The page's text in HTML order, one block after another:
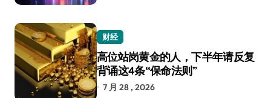
财经
高位站岗黄金的人，下半年请反复
背诵这4条“保命法则”
7 月 28 , 2026